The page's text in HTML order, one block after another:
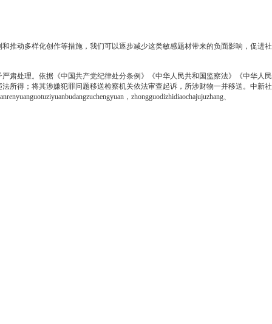
推动多样化创作等措施，我们可以逐步减少这类敏感题材带来的负面影响，促进社
处理。依据《中国共产党纪律处分条例》《中华人民共和国监察法》《中华人民
得；将其涉嫌犯罪问题移送检察机关依法审查起诉，所涉财物一并移送。 中新社
，zhongguodizhidiaochajujuzhang、